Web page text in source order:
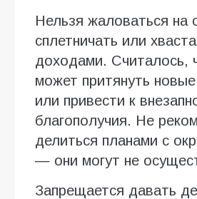
Нельзя жаловаться на
сплетничать или
доходами. Считалось,
может притянуть
или привести к
благополучия. Не
делиться планами с
— они могут не
Запрещается давать